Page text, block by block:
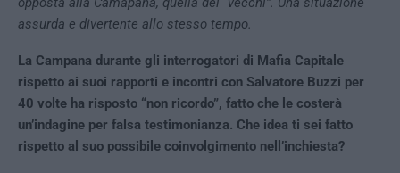
assurda e divertente allo stesso tempo.
La Campana durante gli interrogatori di Mafia Capitale
rispetto ai suoi rapporti e incontri con Salvatore Buzzi per
40 volte ha risposto “non ricordo”, fatto che le costerà
un’indagine per falsa testimonianza. Che idea ti sei fatto
rispetto al suo possibile coinvolgimento nell’inchiesta?